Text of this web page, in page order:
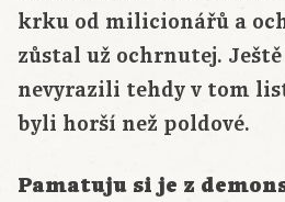
krku od milicionářů a
zůstal už ochrnutej.
nevyrazili tehdy v tom
byli horší než poldové.
Pamatuju si je z